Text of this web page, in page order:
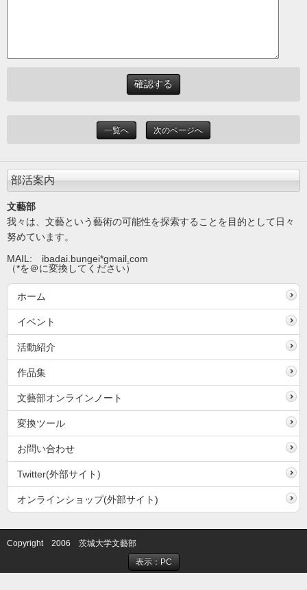
一覧へ 次のページへ
部活案内
文藝部
我々は、文藝という藝術の可能性を探索することを目的として日々
努めています。
MAIL: ibadai.bungei*gmail com
（*を＠に変換してください）
ホーム
イベント
活動紹介
作品集
文藝部オンラインノート
変換ツール
お問い合わせ
Twitter(外部サイト)
オンラインショップ(外部サイト)
Copyright 2006 茨城大学文藝部
表示：PC